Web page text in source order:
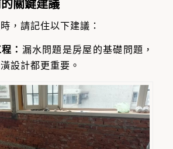
關鍵建議
，請記住以下建議：
： 漏水問題是房屋的基礎問題，
設計都更重要。